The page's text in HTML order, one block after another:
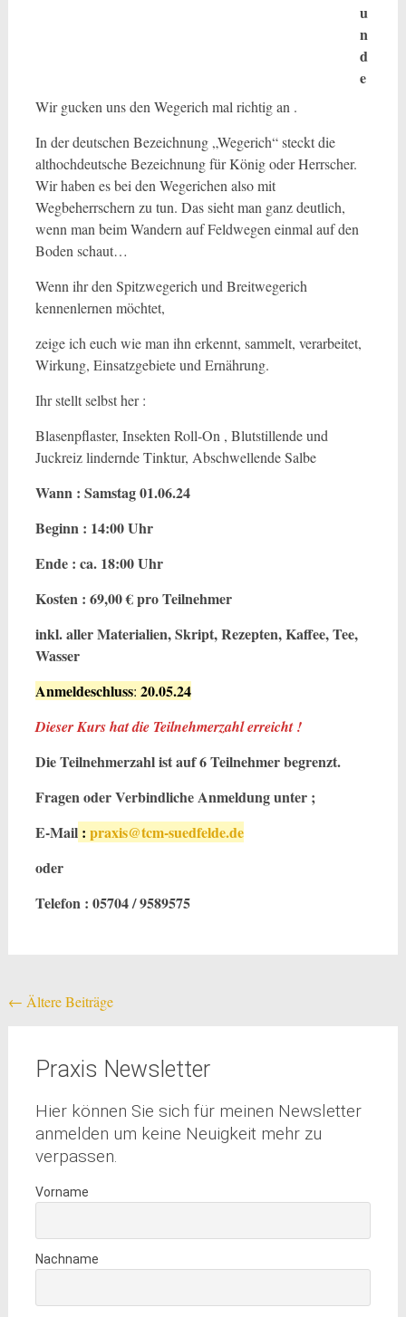
u
n
d
e
Wir gucken uns den Wegerich mal richtig an .
In der deutschen Bezeichnung „Wegerich“ steckt die
althochdeutsche Bezeichnung für König oder Herrscher.
Wir haben es bei den Wegerichen also mit
Wegbeherrschern zu tun. Das sieht man ganz deutlich,
wenn man beim Wandern auf Feldwegen einmal auf den
Boden schaut…
Wenn ihr den Spitzwegerich und Breitwegerich
kennenlernen möchtet,
zeige ich euch wie man ihn erkennt, sammelt, verarbeitet,
Wirkung, Einsatzgebiete und Ernährung.
Ihr stellt selbst her :
Blasenpflaster, Insekten Roll-On , Blutstillende und
Juckreiz lindernde Tinktur, Abschwellende Salbe
Wann : Samstag 01.06.24
Beginn : 14:00 Uhr
Ende : ca. 18:00 Uhr
Kosten : 69,00 € pro Teilnehmer
inkl. aller Materialien, Skript, Rezepten, Kaffee, Tee,
Wasser
Anmeldeschluss: 20.05.24
Dieser Kurs hat die Teilnehmerzahl erreicht !
Die Teilnehmerzahl ist auf 6 Teilnehmer begrenzt.
Fragen oder Verbindliche Anmeldung unter ;
E-Mail: praxis@tcm-suedfelde.de
oder
Telefon : 05704 / 9589575
Beitragsnavigation
← Ältere Beiträge
Praxis Newsletter
Hier können Sie sich für meinen Newsletter
anmelden um keine Neuigkeit mehr zu
verpassen.
Vorname
Nachname